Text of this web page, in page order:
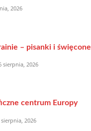
2026
– pisanki i święcone
sierpnia, 2026
centrum Europy
sierpnia, 2026